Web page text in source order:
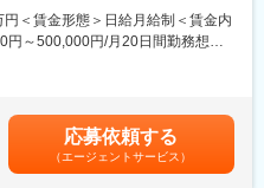
01/style/interview01.html
修、3～5年で管理職研修等手厚
階からお客様と直接対話し、要件
貫して関わることができます。
広く、ネットワーク、サーバ、仮
ります。
なる作業者ではなく“設計するエン
＜賃金形態＞日給月給制＜賃金内
円～500,000円/月20日間勤務想定
す。
応募依頼する
（エージェントサービス）